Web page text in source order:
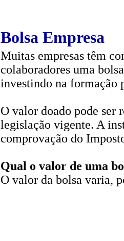
Bolsa Empresa
Muitas empresas têm
colaboradores uma
investindo na formação
O valor doado pode ser
legislação vigente. A
comprovação do
Qual o valor de uma
O valor da bolsa varia,